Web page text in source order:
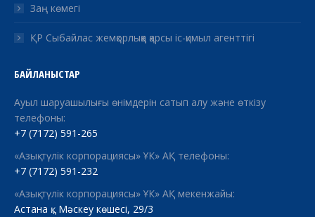
Заң көмегі
ҚР Сыбайлас жемқорлыққа қарсы іс-қимыл агенттігі
БАЙЛАНЫСТАР
Ауыл шаруашылығы өнімдерін сатып алу және өткізу
телефоны:
+7 (7172) 591-265
«Азық-түлік корпорациясы» ҰК» АҚ телефоны:
+7 (7172) 591-232
«Азық-түлік корпорациясы» ҰК» АҚ мекенжайы:
Астана қ., Мәскеу көшесі, 29/3